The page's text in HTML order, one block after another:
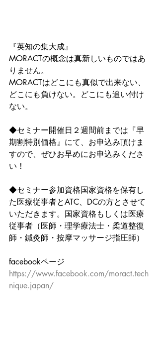
『英知の集大成』
MORACTの概念は真新しいものではあ
りません。
MORACTはどこにも真似で出来ない、
どこにも負けない。どこにも追い付け
ない。
◆セミナー開催日２週間前までは『早
期割特別価格』にて、お申込み頂けま
すので、ぜひお早めにお申込みくださ
い！
◆セミナー参加資格国家資格を保有し
た医療従事者とATC、DCの方とさせて
いただきます。国家資格もしくは医療
従事者（医師・理学療法士・柔道整復
師・鍼灸師・按摩マッサージ指圧師）
facebookページ
https://www.facebook.com/moract.tech
nique.japan/